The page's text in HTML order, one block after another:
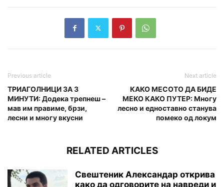
Previous article
ТРИАГОЛНИЦИ ЗА 3
МИНУТИ: Додека трепнеш –
мав им правиме, брзи,
лесни и многу вкусни
Next article
КАКО МЕСОТО ДА БИДЕ
МЕКО КАКО ПУТЕР: Многу
лесно и едноставно станува
помеко од локум
RELATED ARTICLES
Свештеник Александар открива
како да одговорите на навреди и